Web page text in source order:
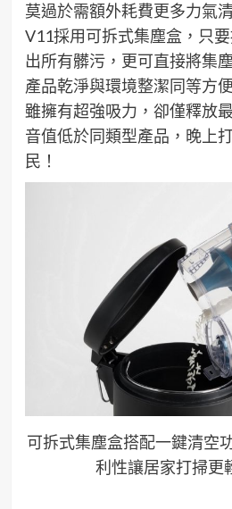
莫過於需額外耗費更多力氣
V11採用可拆式集塵盒，只
出所有髒污，更可直接將集
產品乾淨與環境整潔同等方
雖擁有超強吸力，卻僅釋放
音值低於同類型產品，晚上
民！
可拆式集塵盒搭配一鍵清空
利性讓居家打掃更